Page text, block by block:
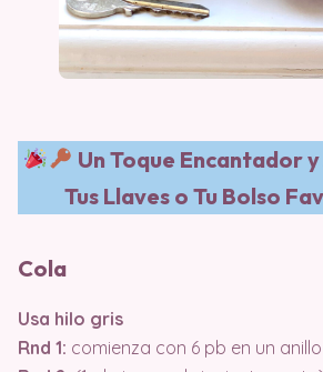
Un Toque Encantador
Tus Llaves o Tu Bolso
Cola
Usa hilo gris
Rnd 1: comienza con 6 pb en un